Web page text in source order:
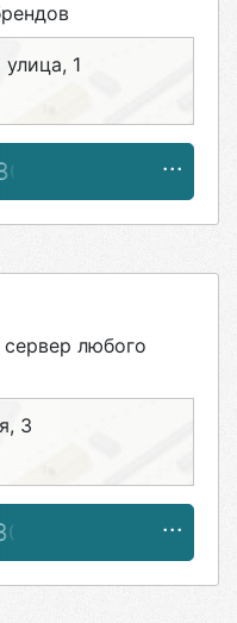
1
71-10
любого
3
21-55